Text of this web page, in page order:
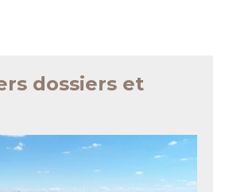
dossiers et